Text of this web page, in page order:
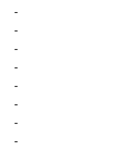
-
-
-
-
-
-
-
-